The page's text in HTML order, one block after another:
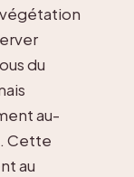
du
au-
Cette
au